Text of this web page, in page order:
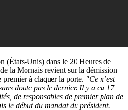
(États-Unis) dans le 20 Heures de
la Mornais revient sur la démission
premier à claquer la porte. "Ce n’est
doute pas le dernier. Il y a eu 17
de responsables de premier plan de
le début du mandat du président.